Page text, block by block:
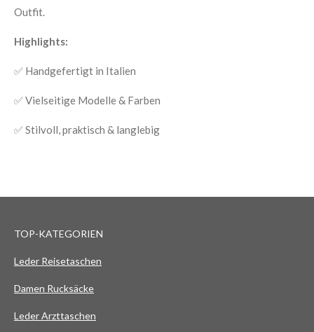
Outfit.
Highlights:
✅ Handgefertigt in Italien
✅ Vielseitige Modelle & Farben
✅ Stilvoll, praktisch & langlebig
TOP-KATEGORIEN
Leder Reisetaschen
Damen Rucksäcke
Leder Arzttaschen